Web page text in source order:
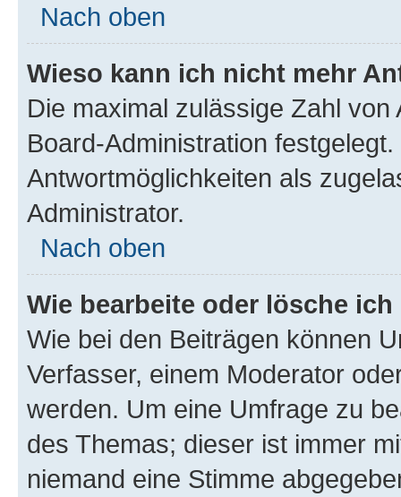
Nach oben
Wieso kann ich nicht mehr
Die maximal zulässige Zahl
Board-Administration
Antwortmöglichkeiten als
Administrator.
Nach oben
Wie bearbeite oder lösche
Wie bei den Beiträgen können
Verfasser, einem Moderator
werden. Um eine Umfrage zu
des Themas; dieser ist immer
niemand eine Stimme